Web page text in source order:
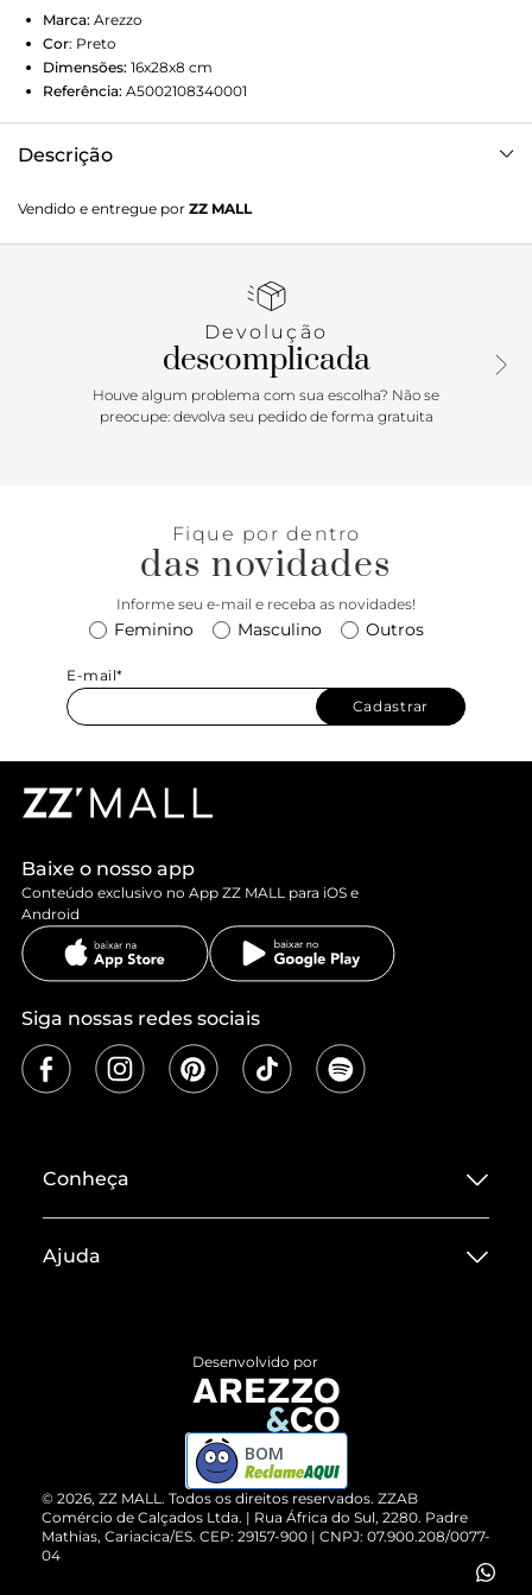
Marca: Arezzo
Cor: Preto
Dimensões: 16x28x8 cm
Referência: A5002108340001
Descrição
estruturado, laterais retas e acabamento macio. Traz alça de
ombro contínua à bolsa e alça longa tiracolo. Com fecho
Vendido e entregue por ZZ MALL
Devolução
descomplicada
Houve algum problema com sua escolha? Não se
preocupe: devolva seu pedido de forma gratuita
Fique por dentro
das novidades
Informe seu e-mail e receba as novidades!
Feminino Masculino Outros
E-mail*
Cadastrar
Baixe o nosso app
Conteúdo exclusivo no App ZZ MALL para iOS e
Android
Siga nossas redes sociais
Conheça
Termos de Uso
ZZ MALL é confiável
Cartão Presente
Vendas Corporativas
Ajuda
Devolução do Produto
Compre pelo WhatsApp
© 2026, ZZ MALL. Todos os direitos reservados. ZZAB
Comércio de Calçados Ltda. | Rua África do Sul, 2280. Padre
Mathias, Cariacica/ES. CEP: 29157-900 | CNPJ: 07.900.208/0077-
04
Desenvolvido por
BOM